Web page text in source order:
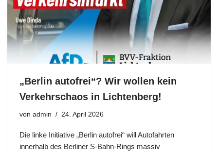
„Berlin autofrei“? Wir wollen kein
Verkehrschaos in Lichtenberg!
von admin 24. April 2026
Die linke Initiative „Berlin autofrei“ will Autofahrten
innerhalb des Berliner S-Bahn-Rings massiv